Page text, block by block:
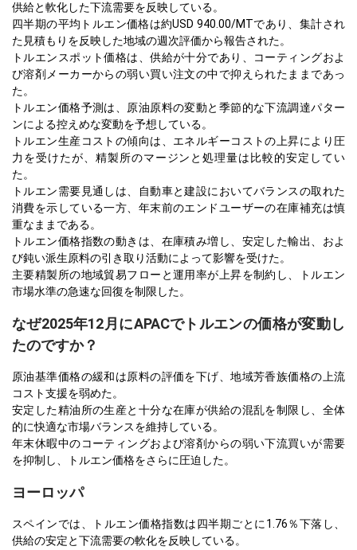
供給と軟化した下流需要を反映している。
四半期の平均トルエン価格は約USD 940.00/MTであり、集計され
た見積もりを反映した地域の週次評価から報告された。
トルエンスポット価格は、供給が十分であり、コーティングおよ
び溶剤メーカーからの弱い買い注文の中で抑えられたままであっ
た。
トルエン価格予測は、原油原料の変動と季節的な下流調達パター
ンによる控えめな変動を予想している。
トルエン生産コストの傾向は、エネルギーコストの上昇により圧
力を受けたが、精製所のマージンと処理量は比較的安定してい
た。
トルエン需要見通しは、自動車と建設においてバランスの取れた
消費を示している一方、年末前のエンドユーザーの在庫補充は慎
重なままである。
トルエン価格指数の動きは、在庫積み増し、安定した輸出、およ
び鈍い派生原料の引き取り活動によって影響を受けた。
主要精製所の地域貿易フローと運用率が上昇を制約し、トルエン
市場水準の急速な回復を制限した。
なぜ2025年12月にAPACでトルエンの価格が変動し
たのですか？
原油基準価格の緩和は原料の評価を下げ、地域芳香族価格の上流
コスト支援を弱めた。
安定した精油所の生産と十分な在庫が供給の混乱を制限し、全体
的に快適な市場バランスを維持している。
年末休暇中のコーティングおよび溶剤からの弱い下流買いが需要
を抑制し、トルエン価格をさらに圧迫した。
ヨーロッパ
スペインでは、トルエン価格指数は四半期ごとに1.76％下落し、
供給の安定と下流需要の軟化を反映している。